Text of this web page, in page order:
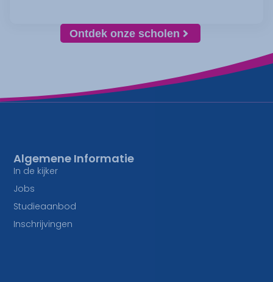
Ontdek onze scholen
Algemene Informatie
In de kijker
Jobs
Studieaanbod
Inschrijvingen